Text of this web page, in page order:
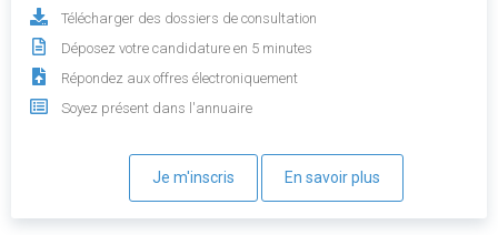
Télécharger des dossiers de consultation
Déposez votre candidature en 5 minutes
Répondez aux offres électroniquement
Soyez présent dans l'annuaire
Je m'inscris En savoir plus